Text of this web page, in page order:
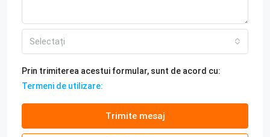
Selectați
Prin trimiterea acestui formular, sunt de acord cu:
Termeni de utilizare:
Trimite mesaj